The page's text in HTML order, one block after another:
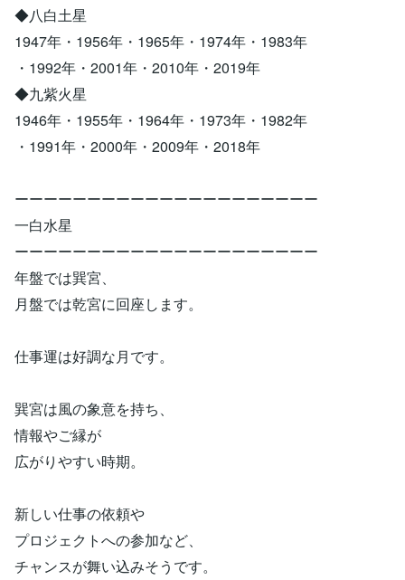
◆八白土星
1947年・1956年・1965年・1974年・1983年
・1992年・2001年・2010年・2019年
◆九紫火星
1946年・1955年・1964年・1973年・1982年
・1991年・2000年・2009年・2018年
ーーーーーーーーーーーーーーーーーーーーー
一白水星
ーーーーーーーーーーーーーーーーーーーーー
年盤では巽宮、
月盤では乾宮に回座します。
仕事運は好調な月です。
巽宮は風の象意を持ち、
情報やご縁が
広がりやすい時期。
新しい仕事の依頼や
プロジェクトへの参加など、
チャンスが舞い込みそうです。